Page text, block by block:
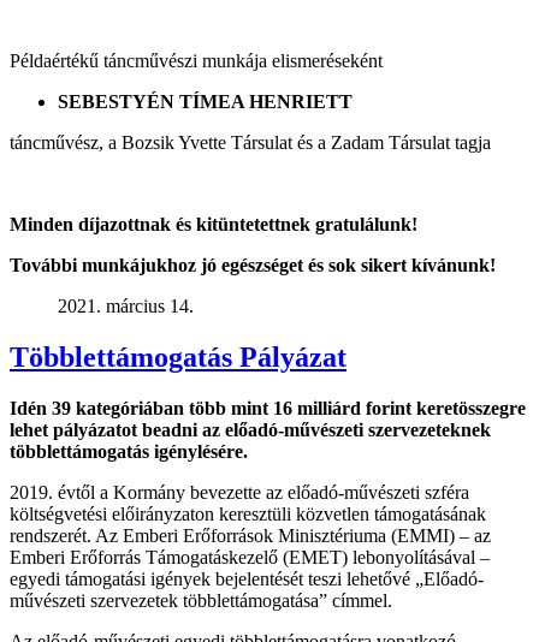
Példaértékű táncművészi munkája elismeréseként
SEBESTYÉN TÍMEA HENRIETT
táncművész, a Bozsik Yvette Társulat és a Zadam Társulat tagja
Minden díjazottnak és kitüntetettnek gratulálunk!
További munkájukhoz jó egészséget és sok sikert kívánunk!
2021. március 14.
Többlettámogatás Pályázat
Idén 39 kategóriában több mint 16 milliárd forint keretösszegre
lehet pályázatot beadni az előadó-művészeti szervezeteknek
többlettámogatás igénylésére.
2019. évtől a Kormány bevezette az előadó-művészeti szféra
költségvetési előirányzaton keresztüli közvetlen támogatásának
rendszerét. Az Emberi Erőforrások Minisztériuma (EMMI) – az
Emberi Erőforrás Támogatáskezelő (EMET) lebonyolításával –
egyedi támogatási igények bejelentését teszi lehetővé „Előadó-
művészeti szervezetek többlettámogatása” címmel.